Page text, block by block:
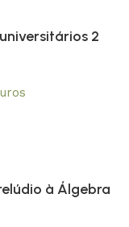
2
à Álgebra